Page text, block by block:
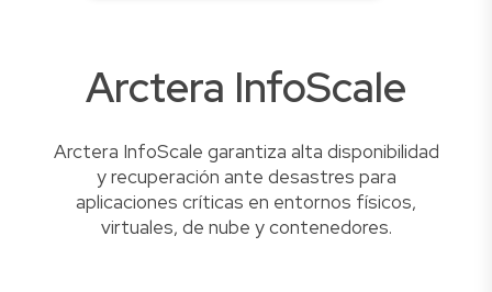
Arctera InfoScale
Arctera InfoScale garantiza alta disponibilidad
y recuperación ante desastres para
aplicaciones críticas en entornos físicos,
virtuales, de nube y contenedores.